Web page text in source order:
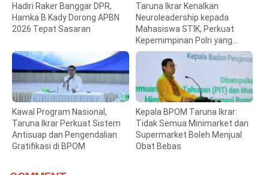
Hadiri Raker Banggar DPR,
Hamka B Kady Dorong APBN
2026 Tepat Sasaran
Taruna Ikrar Kenalkan
Neuroleadership kepada
Mahasiswa STIK, Perkuat
Kepemimpinan Polri yang
Humanis
Kawal Program Nasional,
Taruna Ikrar Perkuat Sistem
Antisuap dan Pengendalian
Gratifikasi di BPOM
Kepala BPOM Taruna Ikrar:
Tidak Semua Minimarket dan
Supermarket Boleh Menjual
Obat Bebas